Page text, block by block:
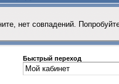
нет совпадений.
Быстрый переход